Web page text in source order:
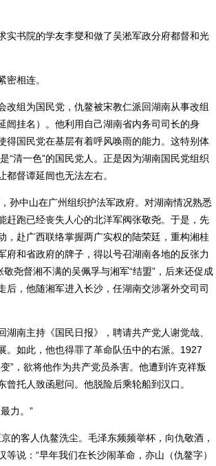
实书院的学友李燮和做了吴淞军政分府都督和光
相连。
改组为国民党，仇鳌被宋教仁派回湖南从事改组
闿挂名）。他利用自己湖南省内务司司长的身
得国民党在基层有着呼风唤雨的能力。这特别体
“清一色”的国民党人。正是因为湖南国民党组织
督谭延闿也无法左右。
孙中山在广州组织护法军政府。对湖南情况熟悉
赶跑已经丧失人心的北洋军阀张敬尧。于是，先
，赴广西联络掌握两广实权的陆荣廷，重构湘桂
和省政府的牌子，得以号召湖南各地的反张力
尧督湘不满的吴佩孚与湘军“结盟”，后来还促成
，他随湘军进入长沙，任湖南交涉署外交司司
南主持《国民日报》，聘请共产党人谢觉哉、
。如此，他也得罪了革命队伍中的右派。1927
”，欲将他作为共产党员杀害。他遭到许克祥叛
托人致函慰问。他脱险后乘轮船到汉口。
力。”
的客人仇鳌洗尘。毛泽东频频举杯，向仇敬酒，
说：“早年我们在长沙闹革命，亦山（仇鳌字）